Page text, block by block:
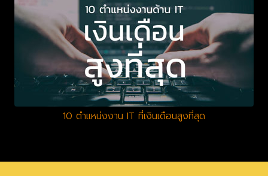
10 ตำแหน่งงาน IT ที่เงินเดือนสูงที่สุด